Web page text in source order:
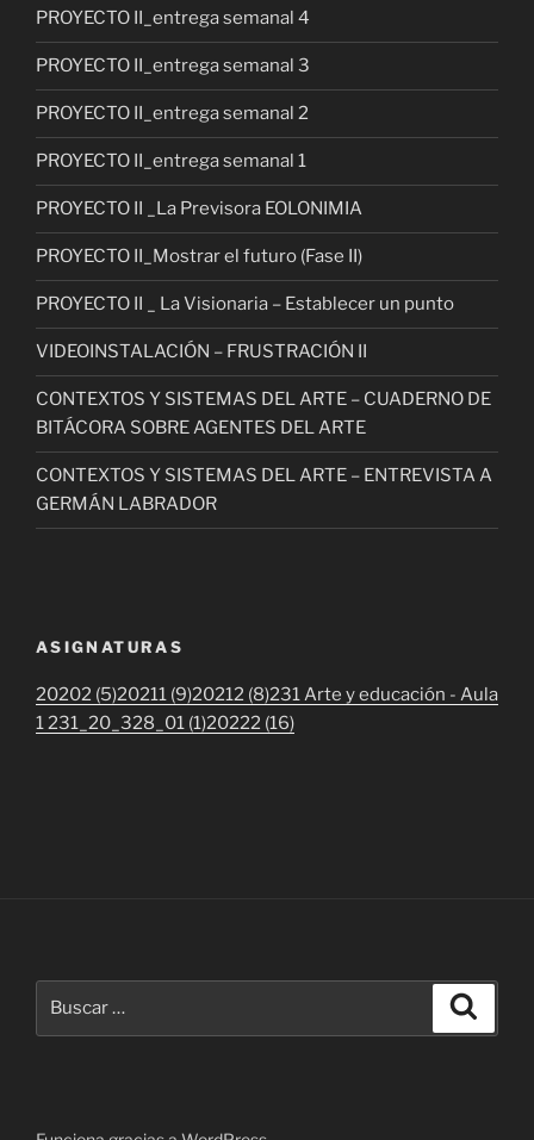
PROYECTO II_entrega semanal 4
PROYECTO II_entrega semanal 3
PROYECTO II_entrega semanal 2
PROYECTO II_entrega semanal 1
PROYECTO II _La Previsora EOLONIMIA
PROYECTO II_Mostrar el futuro (Fase II)
PROYECTO II _ La Visionaria – Establecer un punto
VIDEOINSTALACIÓN – FRUSTRACIÓN II
CONTEXTOS Y SISTEMAS DEL ARTE – CUADERNO DE
BITÁCORA SOBRE AGENTES DEL ARTE
CONTEXTOS Y SISTEMAS DEL ARTE – ENTREVISTA A
GERMÁN LABRADOR
ASIGNATURAS
20202 (5)20211 (9)20212 (8)231 Arte y educación - Aula
1 231_20_328_01 (1)20222 (16)